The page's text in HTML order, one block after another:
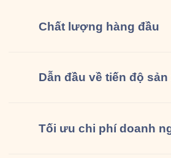
Chất lượng hàng đầu
Dẫn đầu về tiến độ sản
Tối ưu chi phí doanh